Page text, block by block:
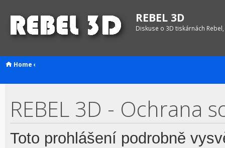
REBEL 3D
Diskuse o 3D tiskárnách
Home ‹
REBEL 3D - Ochrana
Toto prohlášení podrobně